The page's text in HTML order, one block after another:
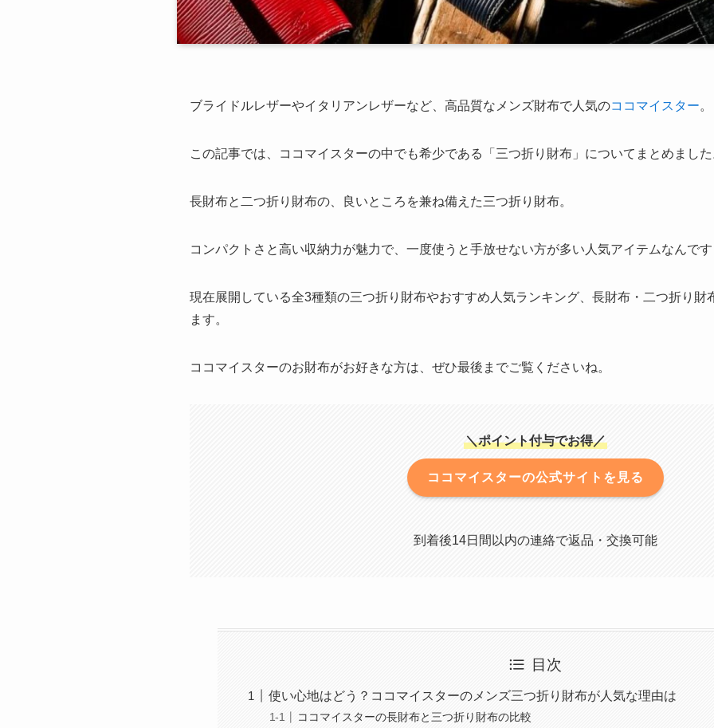
ブライドルレザーやイタリアンレザーなど、高品質なメンズ財布で人気のココマイスター。
この記事では、ココマイスターの中でも希少である「三つ折り財布」についてまとめまし
長財布と二つ折り財布の、良いところを兼ね備えた三つ折り財布。
コンパクトさと高い収納力が魅力で、一度使うと手放せない方が多い人気アイテムなんで
現在展開している全3種類の三つ折り財布やおすすめ人気ランキング、長財布・二つ折り財
ます。
ココマイスターのお財布がお好きな方は、ぜひ最後までご覧くださいね。
＼ポイント付与でお得／
ココマイスターの公式サイトを見る
到着後14日間以内の連絡で返品・交換可能
目次
使い心地はどう？ココマイスターのメンズ三つ折り財布が人気な理由は
ココマイスターの長財布と三つ折り財布の比較